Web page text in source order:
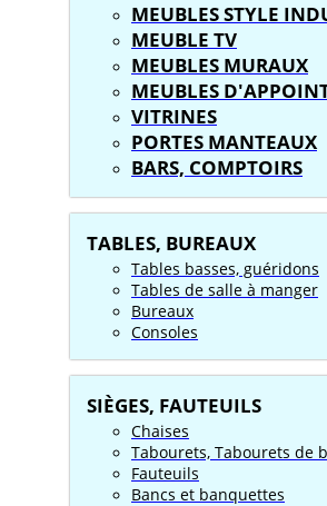
MEUBLES STYLE
MEUBLE TV
MEUBLES MURAUX
MEUBLES
VITRINES
PORTES MANTEAUX
BARS, COMPTOIRS
TABLES, BUREAUX
Tables basses, guéridons
Tables de salle à manger
Bureaux
Consoles
SIÈGES, FAUTEUILS
Chaises
Tabourets, Tabourets de
Fauteuils
Bancs et banquettes